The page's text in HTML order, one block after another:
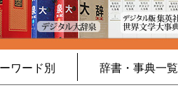
ワード別 辞書・事典一覧